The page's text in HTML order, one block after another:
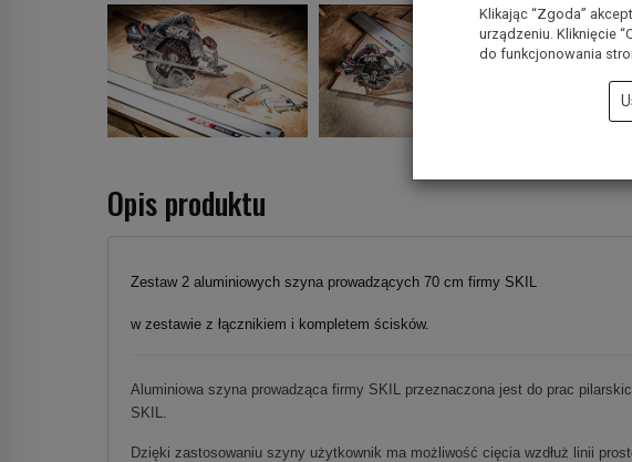
Opis produktu
Zestaw 2 aluminiowych szyna prowadzących 70 cm firmy SKIL
w zestawie z łącznikiem i kompletem ścisków.
Aluminiowa szyna prowadząca firmy SKIL przeznaczona jest do prac
SKIL.
Dzięki zastosowaniu szyny użytkownik ma możliwość cięcia wzdłuż linii
Klikając “Zgoda”
urządzeniu. Kliknięcie
do funkcjonowania